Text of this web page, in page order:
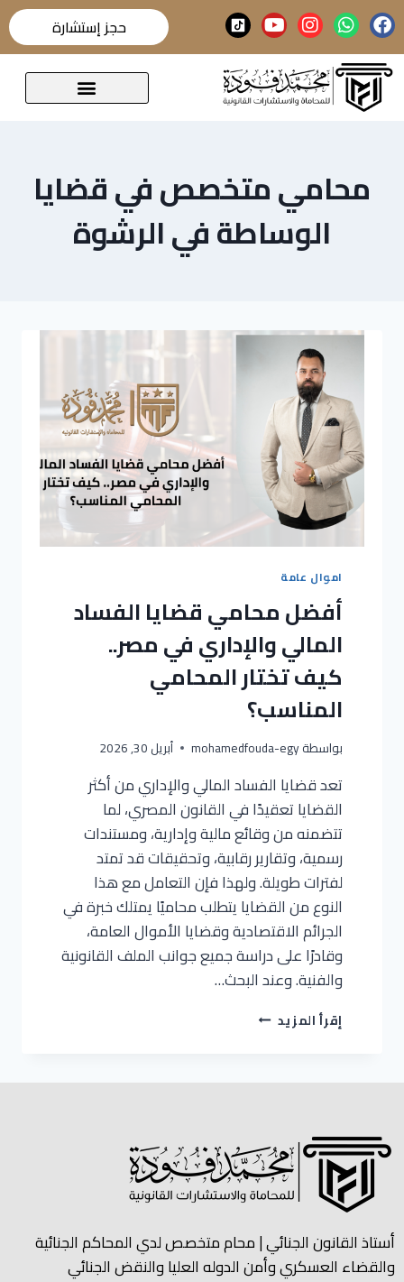
حجز إستشارة
محامي متخصص في قضايا
الوساطة في الرشوة
اموال عامة
أفضل محامي قضايا الفساد
المالي والإداري في مصر..
كيف تختار المحامي
المناسب؟
بواسطةmohamedfouda-egy أبريل 30, 2026
تعد قضايا الفساد المالي والإداري من أكثر
القضايا تعقيدًا في القانون المصري، لما
تتضمنه من وقائع مالية وإدارية، ومستندات
رسمية، وتقارير رقابية، وتحقيقات قد تمتد
لفترات طويلة. ولهذا فإن التعامل مع هذا
النوع من القضايا يتطلب محاميًا يمتلك خبرة في
الجرائم الاقتصادية وقضايا الأموال العامة،
وقادرًا على دراسة جميع جوانب الملف القانونية
والفنية. وعند البحث…
إقرأ المزيد
أستاذ القانون الجنائي | محام متخصص لدي المحاكم الجنائية
والقضاء العسكري وأمن الدوله العليا والنقض الجنائي